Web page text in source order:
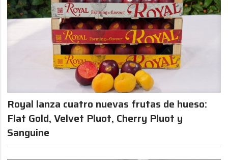
Royal lanza cuatro nuevas frutas de hueso:
Flat Gold, Velvet Pluot, Cherry Pluot y
Sanguine